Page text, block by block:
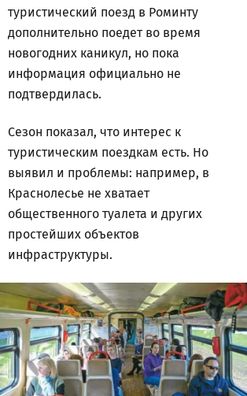
туристический поезд в Роминту
дополнительно поедет во время
новогодних каникул, но пока
информация официально не
подтвердилась.
Сезон показал, что интерес к
туристическим поездкам есть. Но
выявил и проблемы: например, в
Краснолесье не хватает
общественного туалета и других
простейших объектов
инфраструктуры.